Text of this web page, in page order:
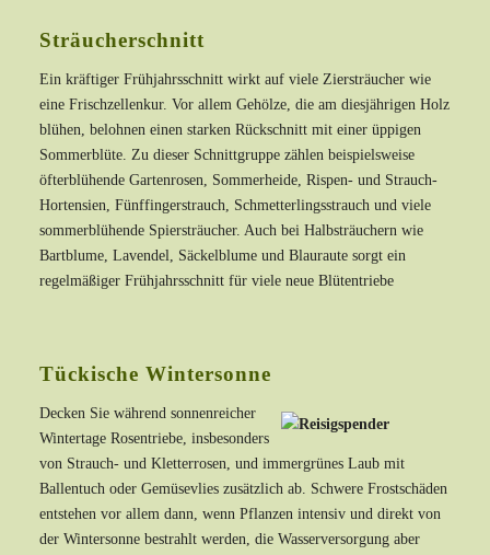
Sträucherschnitt
Ein kräftiger Frühjahrsschnitt wirkt auf viele Ziersträucher wie
eine Frischzellenkur. Vor allem Gehölze, die am diesjährigen Holz
blühen, belohnen einen starken Rückschnitt mit einer üppigen
Sommerblüte. Zu dieser Schnittgruppe zählen beispielsweise
öfterblühende Gartenrosen, Sommerheide, Rispen- und Strauch-
Hortensien, Fünffingerstrauch, Schmetterlingsstrauch und viele
sommerblühende Spiersträucher. Auch bei Halbsträuchern wie
Bartblume, Lavendel, Säckelblume und Blauraute sorgt ein
regelmäßiger Frühjahrsschnitt für viele neue Blütentriebe
Tückische Wintersonne
Decken Sie während sonnenreicher
Wintertage Rosentriebe, insbesonders
von Strauch- und Kletterrosen, und immergrünes Laub mit
Ballentuch oder Gemüsevlies zusätzlich ab. Schwere Frostschäden
entstehen vor allem dann, wenn Pflanzen intensiv und direkt von
der Wintersonne bestrahlt werden, die Wasserversorgung aber